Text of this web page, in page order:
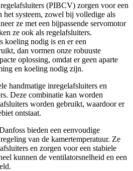
(PIBCV) zorgen voor een
het systeem, zowel bij volledige als
ze met een bijpassende servomotor
ze ook als regelafsluiters.
koeling nodig is en er een
dan vormen onze robuuste
oplossing, omdat er geen aparte
en koeling nodig zijn.
handmatige inregelafsluiters en
Deze combinatie kan worden
worden gebruikt, waardoor er
ontstaat.
bieden een eenvoudige
van de kamertemperatuur. Ze
en zorgen voor een stabiele
kunnen de ventilatorsnelheid en een